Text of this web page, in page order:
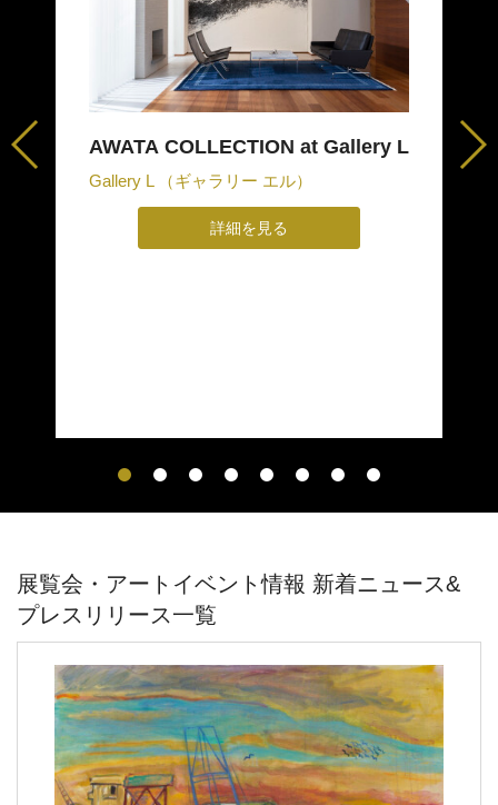
AWATA COLLECTION at Gallery L
Gallery L （ギャラリー エル）
詳細を見る
展覧会・アートイベント情報 新着ニュース&
プレスリリース一覧